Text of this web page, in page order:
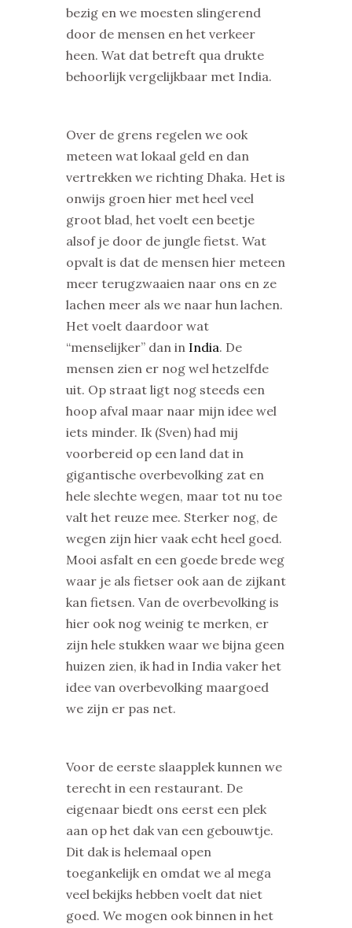
bezig en we moesten slingerend
door de mensen en het verkeer
heen. Wat dat betreft qua drukte
behoorlijk vergelijkbaar met India.
Over de grens regelen we ook
meteen wat lokaal geld en dan
vertrekken we richting Dhaka. Het is
onwijs groen hier met heel veel
groot blad, het voelt een beetje
alsof je door de jungle fietst. Wat
opvalt is dat de mensen hier meteen
meer terugzwaaien naar ons en ze
lachen meer als we naar hun lachen.
Het voelt daardoor wat
“menselijker” dan in India. De
mensen zien er nog wel hetzelfde
uit. Op straat ligt nog steeds een
hoop afval maar naar mijn idee wel
iets minder. Ik (Sven) had mij
voorbereid op een land dat in
gigantische overbevolking zat en
hele slechte wegen, maar tot nu toe
valt het reuze mee. Sterker nog, de
wegen zijn hier vaak echt heel goed.
Mooi asfalt en een goede brede weg
waar je als fietser ook aan de zijkant
kan fietsen. Van de overbevolking is
hier ook nog weinig te merken, er
zijn hele stukken waar we bijna geen
huizen zien, ik had in India vaker het
idee van overbevolking maargoed
we zijn er pas net.
Voor de eerste slaapplek kunnen we
terecht in een restaurant. De
eigenaar biedt ons eerst een plek
aan op het dak van een gebouwtje.
Dit dak is helemaal open
toegankelijk en omdat we al mega
veel bekijks hebben voelt dat niet
goed. We mogen ook binnen in het